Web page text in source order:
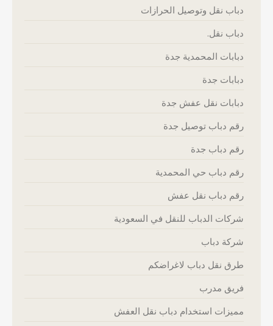
دباب نقل وتوصيل الحرازات
دباب نقل.
دبابات المحمدية جدة
دبابات جدة
دبابات نقل عفش جدة
رقم دباب توصيل جدة
رقم دباب جدة
رقم دباب حي المحمدية
رقم دباب نقل عفش
شركات الدباب للنقل في السعودية
شركة دباب
طرق نقل دباب لاغراضكم
فريق مدرب
مميزات استخدام دباب نقل العفش